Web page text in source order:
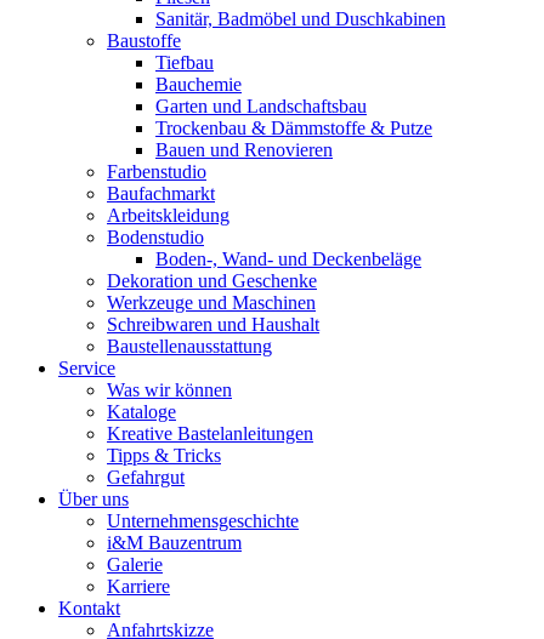
Sanitär, Badmöbel und Duschkabinen
Baustoffe
Tiefbau
Bauchemie
Garten und Landschaftsbau
Trockenbau & Dämmstoffe & Putze
Bauen und Renovieren
Farbenstudio
Baufachmarkt
Arbeitskleidung
Bodenstudio
Boden-, Wand- und Deckenbeläge
Dekoration und Geschenke
Werkzeuge und Maschinen
Schreibwaren und Haushalt
Baustellenausstattung
Service
Was wir können
Kataloge
Kreative Bastelanleitungen
Tipps & Tricks
Gefahrgut
Über uns
Unternehmensgeschichte
i&M Bauzentrum
Galerie
Karriere
Kontakt
Anfahrtskizze